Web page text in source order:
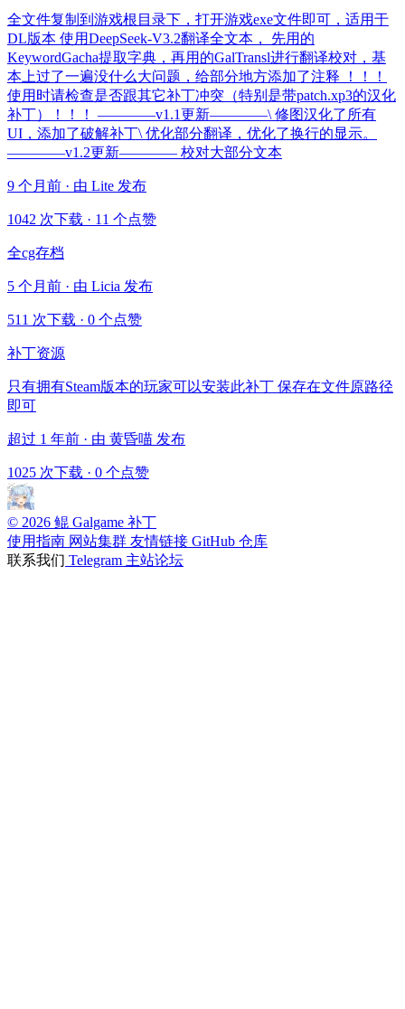
全文件复制到游戏根目录下，打开游戏exe文件即可，适用于
DL版本 使用DeepSeek-V3.2翻译全文本， 先用的
KeywordGacha提取字典，再用的GalTransl进行翻译校对，基
本上过了一遍没什么大问题，给部分地方添加了注释 ！！！
使用时请检查是否跟其它补丁冲突（特别是带patch.xp3的汉化
补丁）！！！ ————v1.1更新————\ 修图汉化了所有
UI，添加了破解补丁\ 优化部分翻译，优化了换行的显示。
————v1.2更新———— 校对大部分文本
9 个月前 · 由 Lite 发布
1042 次下载 · 11 个点赞
全cg存档
5 个月前 · 由 Licia 发布
511 次下载 · 0 个点赞
补丁资源
只有拥有Steam版本的玩家可以安装此补丁 保存在文件原路径
即可
超过 1 年前 · 由 黄昏喵 发布
1025 次下载 · 0 个点赞
© 2026 鲲 Galgame 补丁
使用指南 网站集群 友情链接 GitHub 仓库
联系我们 Telegram 主站论坛